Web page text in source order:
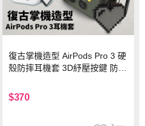
復古掌機造型 AirPods Pro 3 硬
殼防摔耳機套 3D紓壓按鍵 防開
$370